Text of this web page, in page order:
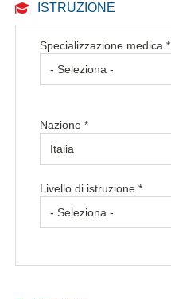
ISTRUZIONE
Specializzazione medica *
Nazione *
Livello di istruzione *